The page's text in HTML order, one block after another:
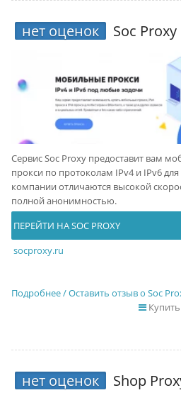
нет оценок Soc Proxy
Сервис Soc Proxy предоставит вам
прокси по протоколам IPv4 и IPv6
компании отличаются высокой
полной анонимностью.
ПЕРЕЙТИ НА SOC PROXY
socproxy.ru
Подробнее / Оставить отзыв о Soc
нет оценок Shop